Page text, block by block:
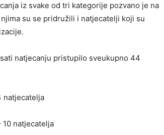
iz svake od tri kategorije pozvano je na
njima su se pridružili i natjecatelji koji su
natjecanju pristupilo sveukupno 44
natjecatelja
10 natjecatelja